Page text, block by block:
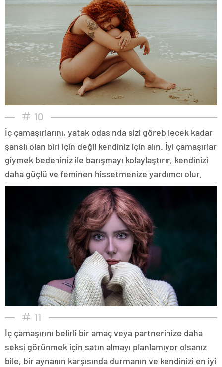
10
İç çamaşırlarını, yatak odasında sizi görebilecek kadar
şanslı olan biri için değil kendiniz için alın. İyi çamaşırlar
giymek bedeniniz ile barışmayı kolaylaştırır, kendinizi
daha güçlü ve feminen hissetmenize yardımcı olur.
11
İç çamaşırını belirli bir amaç veya partnerinize daha
seksi görünmek için satın almayı planlamıyor olsanız
bile, bir aynanın karşısında durmanın ve kendinizi en iyi